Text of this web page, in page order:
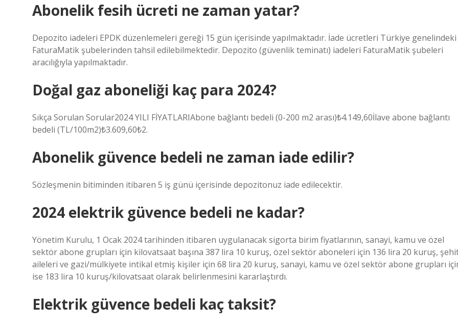
Abonelik fesih ücreti ne zaman yatar?
Depozito iadeleri EPDK düzenlemeleri gereği 15 gün içerisinde yapılmaktadır. İade ücretleri Türkiye genelindeki
FaturaMatik şubelerinden tahsil edilebilmektedir. Depozito (güvenlik teminatı) iadeleri FaturaMatik şubeleri
aracılığıyla yapılmaktadır.
Doğal gaz aboneliği kaç para 2024?
Sıkça Sorulan Sorular2024 YILI FİYATLARIAbone bağlantı bedeli (0-200 m2 arası)₺4.149,60İlave abone bağlantı
bedeli (TL/100m2)₺3.609,60₺2.
Abonelik güvence bedeli ne zaman iade edilir?
Sözleşmenin bitiminden itibaren 5 iş günü içerisinde depozitonuz iade edilecektir.
2024 elektrik güvence bedeli ne kadar?
Yönetim Kurulu, 1 Ocak 2024 tarihinden itibaren uygulanacak sigorta birim fiyatlarının, sanayi, kamu ve özel
sektör abone grupları için kilovatsaat başına 387 lira 10 kuruş, özel sektör aboneleri için 136 lira 20 kuruş,
aileleri ve gazi/mülkiyete intikal etmiş kişiler için 68 lira 20 kuruş, sanayi, kamu ve özel sektör abone grupları
ise 183 lira 10 kuruş/kilovatsaat olarak belirlenmesini kararlaştırdı.
Elektrik güvence bedeli kaç taksit?